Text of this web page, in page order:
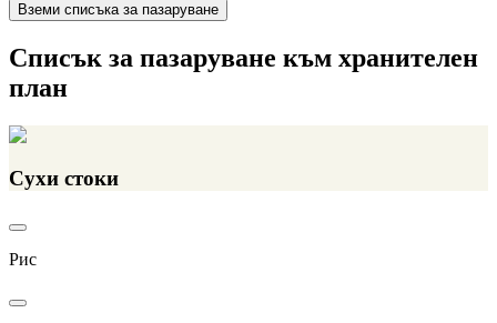
Вземи списъка за пазаруване
Списък за пазаруване към хранителен
план
Сухи стоки
Рис